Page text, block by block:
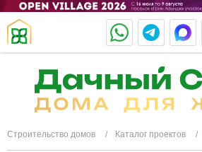
Строительство домов Каталог проектов